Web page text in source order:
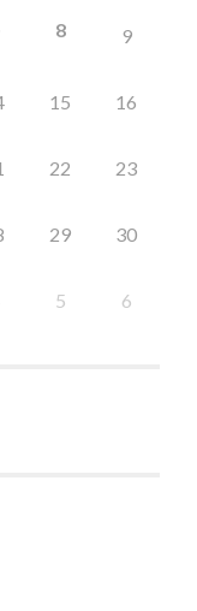
8 9
15 16
22 23
29 30
5 6